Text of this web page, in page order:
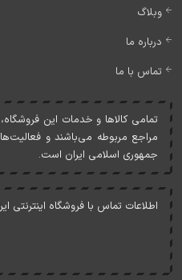
وبلاگ
درباره ما
تماس با ما
تمامی کالاها و خدمات اين
مراجع مربوطه می‌باشند و
جمهوری اسلامی ايران است.
اطلاعات تماس با فروشگاه اینترنتی